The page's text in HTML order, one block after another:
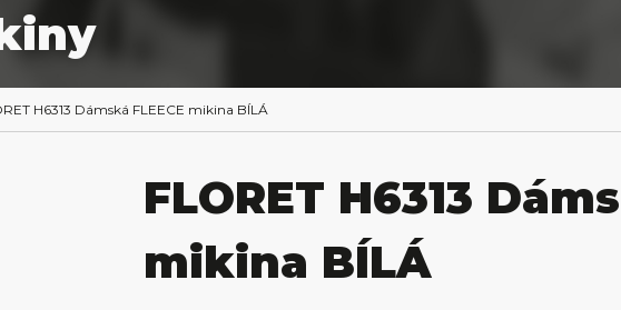
H6313 Dámská FLEECE mikina BÍLÁ
FLORET H6313
mikina BÍLÁ